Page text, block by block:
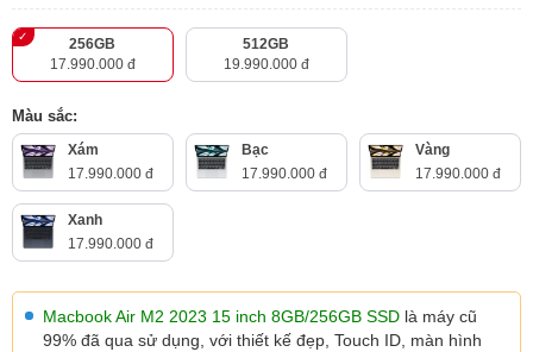
256GB
17.990.000 đ
512GB
19.990.000 đ
Màu sắc:
Xám
17.990.000 đ
Bạc
17.990.000 đ
Vàng
17.990.000 đ
Xanh
17.990.000 đ
Macbook Air M2 2023 15 inch 8GB/256GB SSD là máy cũ
99% đã qua sử dụng, với thiết kế đẹp, Touch ID, màn hình